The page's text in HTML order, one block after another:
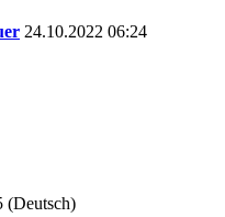
24.10.2022 06:24
(Deutsch)